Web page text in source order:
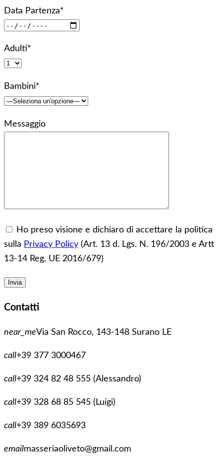
Data Partenza*
Adulti*
Bambini*
Messaggio
Ho preso visione e dichiaro di accettare la politica
sulla Privacy Policy (Art. 13 d. Lgs. N. 196/2003 e Artt
13-14 Reg. UE 2016/679)
Contatti
near_meVia San Rocco, 143-148 Surano LE
call+39 377 3000467
call+39 324 82 48 555 (Alessandro)
call+39 328 68 85 545 (Luigi)
call+39 389 6035693
emailmasseriaoliveto@gmail.com